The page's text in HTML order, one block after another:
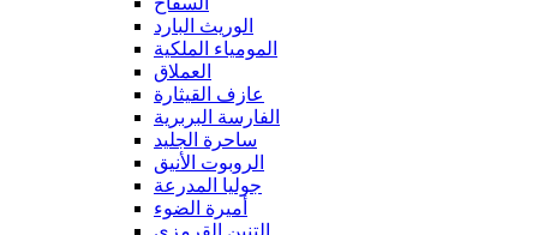
الوريث البارد
المومياء الملكية
العملاق
عازف القيثارة
الفارسة البربرية
ساحرة الجليد
الروبوت الأنيق
جوليا المدرعة
أميرة الضوء